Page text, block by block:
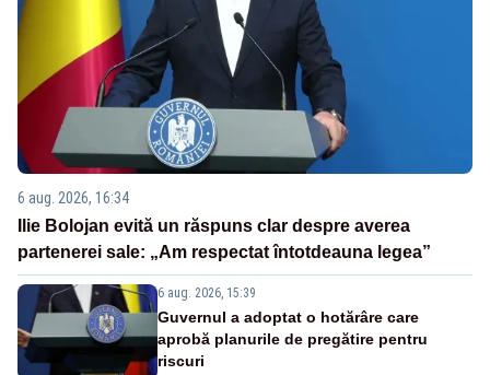
6 aug. 2026, 16:34
Ilie Bolojan evită un răspuns clar despre averea
partenerei sale: „Am respectat întotdeauna legea”
6 aug. 2026, 15:39
Guvernul a adoptat o hotărâre care
aprobă planurile de pregătire pentru
riscuri